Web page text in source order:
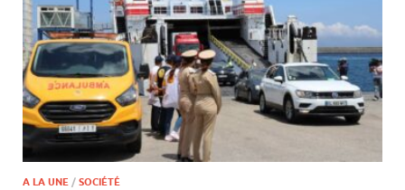
A LA UNE / SOCIÉTÉ